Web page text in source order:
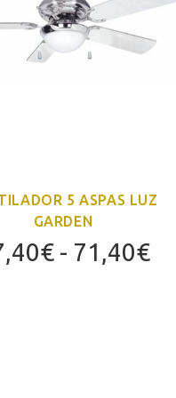
5 ASPAS LUZ
GARDEN
€ - 71,40€